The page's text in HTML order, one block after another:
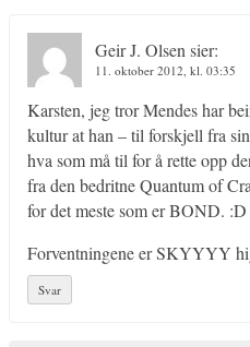
Geir J. Olsen sier:
11. oktober 2012, kl. 03:35
Karsten, jeg tror Mendes har
kultur at han – til forskjell fra
hva som må til for å rette opp
fra den bedritne Quantum of
for det meste som er BOND. :D
Forventningene er SKYYYY
Svar